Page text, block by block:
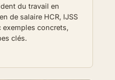
du travail en
de salaire HCR, IJSS
concrets,
clés.